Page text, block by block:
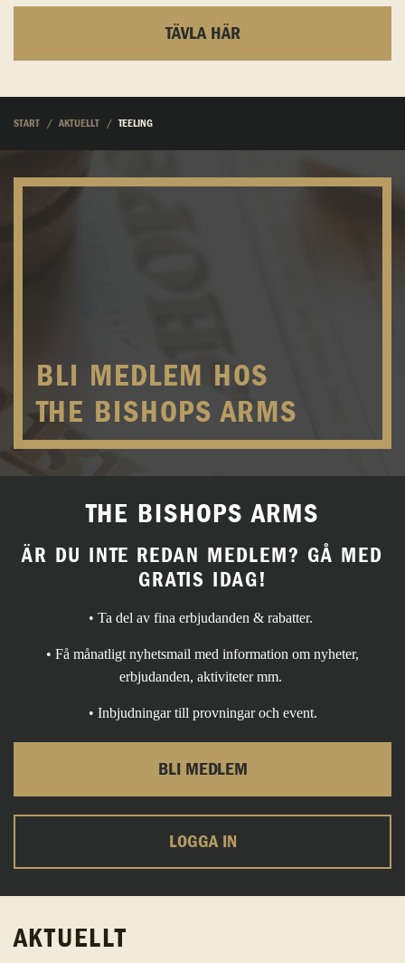
TÄVLA HÄR
START AKTUELLT TEELING
BLI MEDLEM HOS
THE BISHOPS ARMS
THE BISHOPS ARMS
ÄR DU INTE REDAN MEDLEM? GÅ MED
GRATIS IDAG!
• Ta del av fina erbjudanden & rabatter.
• Få månatligt nyhetsmail med information om nyheter,
erbjudanden, aktiviteter mm.
• Inbjudningar till provningar och event.
BLI MEDLEM
LOGGA IN
AKTUELLT